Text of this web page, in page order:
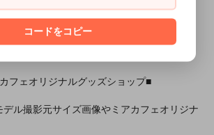
フェオリジナルグッズショップ■
デル撮影元サイズ画像やミアカフェオリジナ
コードをコピー